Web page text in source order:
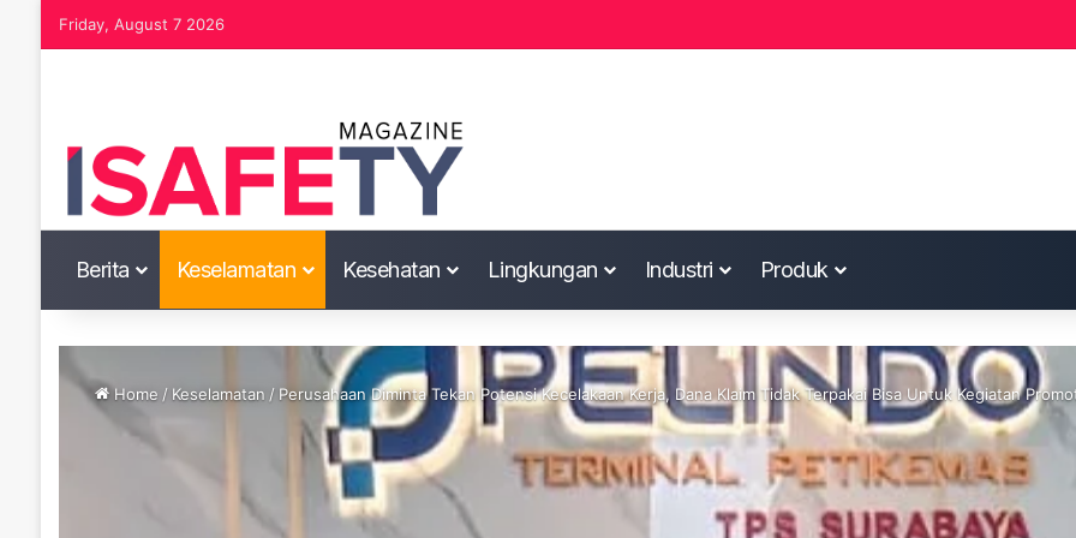
Friday, August 7 2026
Berita Keselamatan Kesehatan Lingkungan Industri Produk
Home / Keselamatan / Perusahaan Diminta Tekan Potensi Kecelakaan Kerja, Dana Klaim Tidak Terpakai Bisa Untuk Kegiatan